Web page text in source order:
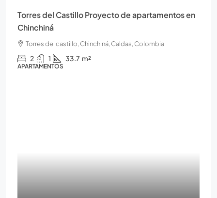
Torres del Castillo Proyecto de apartamentos en
Chinchiná
Torres del castillo, Chinchiná, Caldas, Colombia
2 1 33.7 m²
APARTAMENTOS